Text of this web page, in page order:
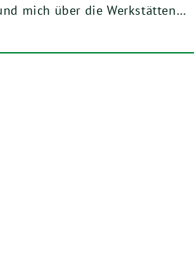
mich über die Werkstätten…